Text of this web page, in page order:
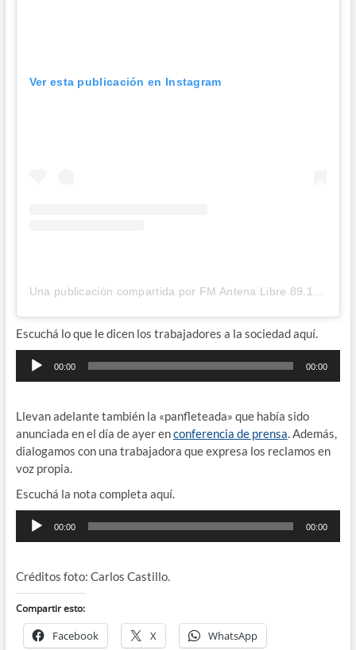
Ver esta publicación en Instagram
Una publicación compartida por FM Antena Libre 89.1 (@fmantenalibre)
Escuchá lo que le dicen los trabajadores a la sociedad aquí.
Reproductor
00:00 00:00
Llevan adelante también la «panfleteada» que había sido
anunciada en el día de ayer enconferencia de prensa. Además,
dialogamos con una trabajadora que expresa los reclamos en
voz propia.
Escuchá la nota completa aquí.
Reproductor
00:00 00:00
Créditos foto: Carlos Castillo.
Compartir esto:
Facebook X WhatsApp